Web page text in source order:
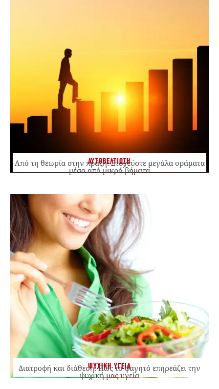
ΑΥΤΟΒΕΛΤΙΩΣΗ
Από τη θεωρία στην πράξη: Στοχεύστε μεγάλα οράματα
μέσα από μικρά βήματα
ΨΥΧΙΚΗ ΥΓΕΙΑ
Διατροφή και διάθεση: Πώς το φαγητό επηρεάζει την
ψυχική μας υγεία